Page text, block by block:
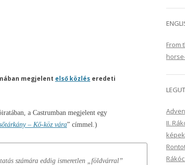
megjelent első közlés eredeti
a Castrumban megjelent egy
– Kő-köz vára” címmel.)
számára eddig ismeretlen „földvárral”
From
II.
képek